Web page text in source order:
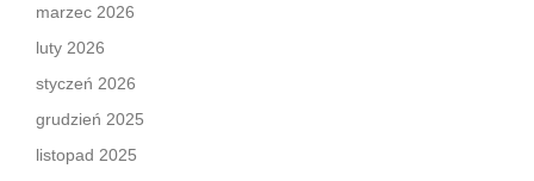
marzec 2026
luty 2026
styczeń 2026
grudzień 2025
listopad 2025